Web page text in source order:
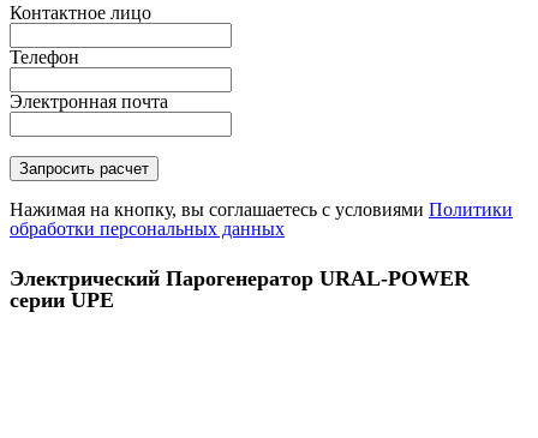
Контактное лицо
Телефон
Электронная почта
Нажимая на кнопку, вы соглашаетесь с условиями Политики
обработки персональных данных
Электрический Парогенератор URAL-POWER
серии UPE